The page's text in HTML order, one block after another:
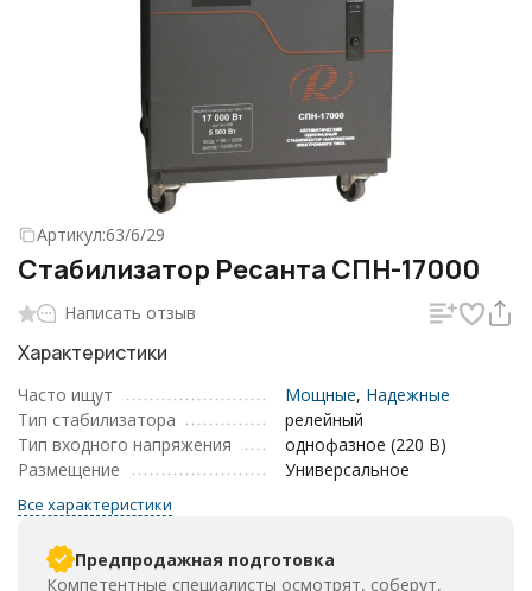
Артикул:63/6/29
Стабилизатор Ресанта СПН-17000
Написать отзыв
Характеристики
Часто ищут Мощные, Надежные
Тип стабилизатора
релейный
Тип входного напряжения
однофазное (220 В)
Размещение
Универсальное
Все характеристики
Предпродажная подготовка
Компетентные специалисты осмотрят, соберут,